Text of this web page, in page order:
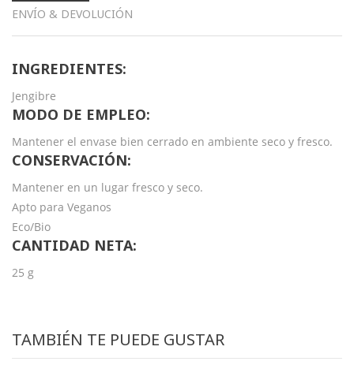
ENVÍO & DEVOLUCIÓN
INGREDIENTES:
Jengibre
MODO DE EMPLEO:
Mantener el envase bien cerrado en ambiente seco y fresco.
CONSERVACIÓN:
Mantener en un lugar fresco y seco.
Apto para Veganos
Eco/Bio
CANTIDAD NETA:
25 g
TAMBIÉN TE PUEDE GUSTAR